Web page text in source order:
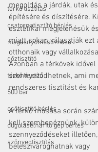
térkő tisztítás
csatornatisztító bérlés
magasnyomású mosó
gőztisztító
térkő tisztító
500 bar
csőtisztító bérlés
duguláselhárító gép bérlés
szőnyegtisztítás
megoldás a járdák, utak
építésére és díszítésére.
esztétikai megjelenésük
miatt sokan választják ezt
otthonaik vagy
Azonban a térkövek idővel
szennyeződhetnek, ami
rendszeres tisztítást és
A térkő mosása során
kell szembenéznünk,
szennyeződéseket
beleszivároghatnak vagy